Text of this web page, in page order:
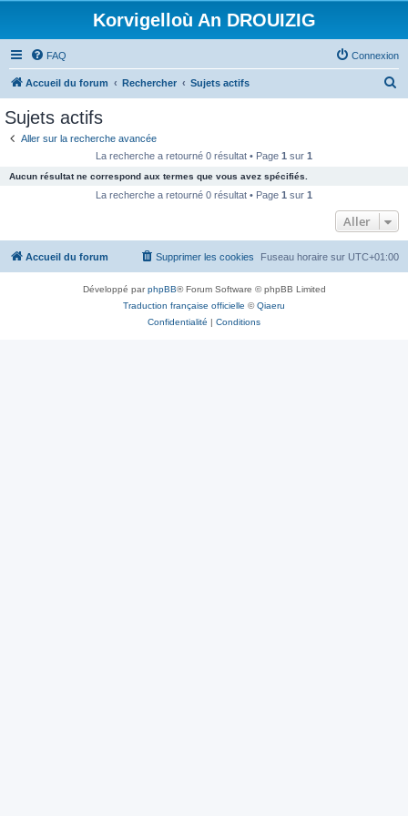
Korvigelloù An DROUIZIG
FAQ Connexion
Accueil du forum Rechercher Sujets actifs
c
e
Sujets actifs
Aller sur la recherche avancée
La recherche a retourné 0 résultat • Page 1 sur 1
Aucun résultat ne correspond aux termes que vous avez spécifiés.
La recherche a retourné 0 résultat • Page 1 sur 1
Aller
Accueil du forum Fuseau horaire sur UTC+01:00
Supprimer les cookies
Développé parphpBB® Forum Software © phpBB Limited
Traduction française officielle ©Qiaeru
Confidentialité | Conditions